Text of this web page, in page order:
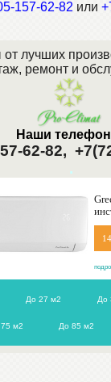
157-62-82 или
лучших
ремонт и
Наши
62-82,
.
До 27 м2 До
м2 До 85 м2